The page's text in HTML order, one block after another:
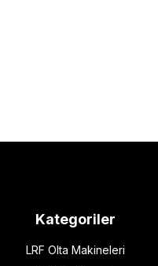
Kategoriler
LRF Olta Makineleri